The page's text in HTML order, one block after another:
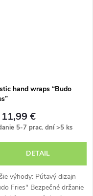
hand wraps “Budo
11,99 €
5-7 prac. dní>5 ks
DETAIL
výhody: Pútavý dizajn
Fries" Bezpečné držanie